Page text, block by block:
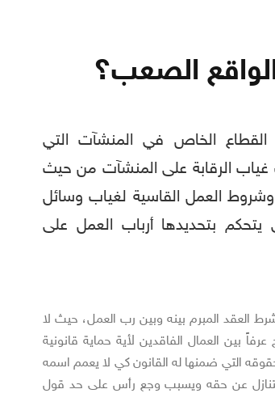
الصعب؟
القطاع الخاص في المنشآت التي
غياب الرقابة على المنشآت من حيث
وشروط العمل القاسية لغياب وسائل
بتحديدها أرباب العمل على
العقد المبرم بينه وبين رب العمل، حيث لا
بين العمال الفاقدين لأية حماية قانونية
التي ضمنها له القانون كي لا يعمم اسمه
يتنازل عن حقه ويسبب وجع رأس على حد قول